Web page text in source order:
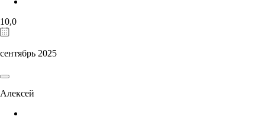
10,0
сентябрь 2025
Алексей